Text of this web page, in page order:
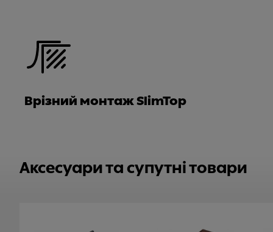
Врізний монтаж SlimTop
Аксесуари та супутні товари